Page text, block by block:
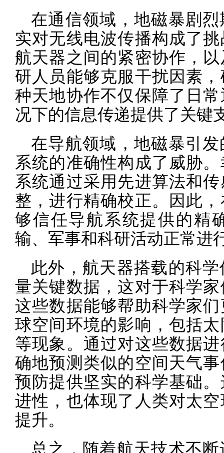
在通信领域，地磁暴剧
实对无线电波传播构成了
航天器之间的紧密协作，
研人员能够克服干扰因素
种天地协作不仅保障了日
况下的信息传递提供了关键
在导航领域，地磁暴引
系统的准确性构成了威胁
系统通过采用先进算法和
整，进行精确校正。因此
够信任导航系统提供的精
输、军事和科研活动正常进
此外，航天器搭载的科
量关键数据，这对于科学
这些数据能够帮助科学家
球空间环境的影响，包括
等现象。通过对这些数据
确地预测类似的空间天气
预防提供坚实的科学基础
进性，也体现了人类对太
提升。
总之，随着航天技术不